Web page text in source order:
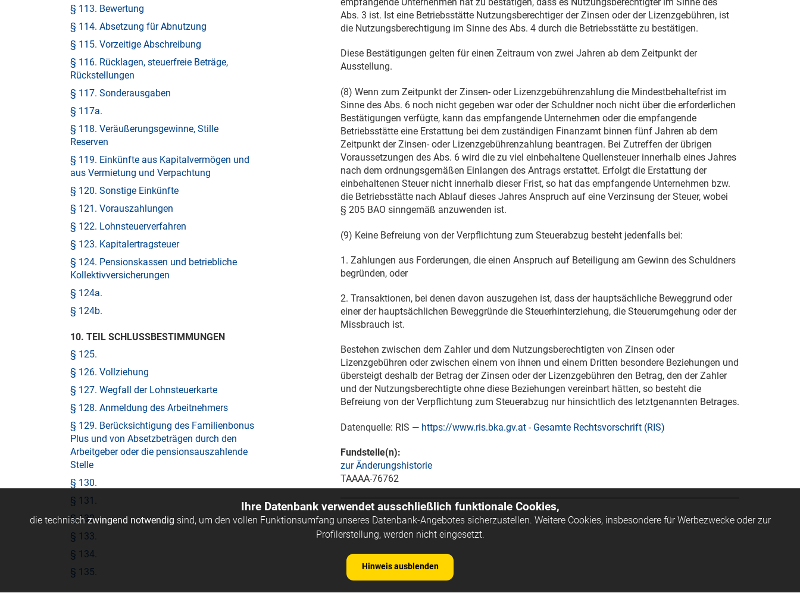
§ 113. Bewertung
§ 114. Absetzung für Abnutzung
§ 115. Vorzeitige Abschreibung
§ 116. Rücklagen, steuerfreie Beträge,
Rückstellungen
§ 117. Sonderausgaben
§ 117a.
§ 118. Veräußerungsgewinne, Stille
Reserven
§ 119. Einkünfte aus Kapitalvermögen und
aus Vermietung und Verpachtung
§ 120. Sonstige Einkünfte
§ 121. Vorauszahlungen
§ 122. Lohnsteuerverfahren
§ 123. Kapitalertragsteuer
§ 124. Pensionskassen und betriebliche
Kollektivversicherungen
§ 124a.
§ 124b.
10. TEIL SCHLUSSBESTIMMUNGEN
§ 125.
§ 126. Vollziehung
§ 127. Wegfall der Lohnsteuerkarte
§ 128. Anmeldung des Arbeitnehmers
§ 129. Berücksichtigung des Familienbonus
Plus und von Absetzbeträgen durch den
Arbeitgeber oder die pensionsauszahlende
Stelle
§ 130.
§ 131.
§ 132.
§ 133.
§ 134.
§ 135.
Abs. 3 ist. Ist eine Betriebsstätte Nutzungsberechtiger der Zinsen oder der Lizenzgebühren, ist
die Nutzungsberechtigung im Sinne des Abs. 4 durch die Betriebsstätte zu bestätigen.
Diese Bestätigungen gelten für einen Zeitraum von zwei Jahren ab dem Zeitpunkt der
Ausstellung.
(8) Wenn zum Zeitpunkt der Zinsen- oder Lizenzgebührenzahlung die Mindestbehaltefrist im
Sinne des Abs. 6 noch nicht gegeben war oder der Schuldner noch nicht über die erforderlichen
Bestätigungen verfügte, kann das empfangende Unternehmen oder die empfangende
Betriebsstätte eine Erstattung bei dem zuständigen Finanzamt binnen fünf Jahren ab dem
Zeitpunkt der Zinsen- oder Lizenzgebührenzahlung beantragen. Bei Zutreffen der übrigen
Voraussetzungen des Abs. 6 wird die zu viel einbehaltene Quellensteuer innerhalb eines Jahres
nach dem ordnungsgemäßen Einlangen des Antrags erstattet. Erfolgt die Erstattung der
einbehaltenen Steuer nicht innerhalb dieser Frist, so hat das empfangende Unternehmen bzw.
die Betriebsstätte nach Ablauf dieses Jahres Anspruch auf eine Verzinsung der Steuer, wobei
§ 205 BAO sinngemäß anzuwenden ist.
(9) Keine Befreiung von der Verpflichtung zum Steuerabzug besteht jedenfalls bei:
1. Zahlungen aus Forderungen, die einen Anspruch auf Beteiligung am Gewinn des Schuldners
begründen, oder
2. Transaktionen, bei denen davon auszugehen ist, dass der hauptsächliche Beweggrund oder
einer der hauptsächlichen Beweggründe die Steuerhinterziehung, die Steuerumgehung oder der
Missbrauch ist.
Bestehen zwischen dem Zahler und dem Nutzungsberechtigten von Zinsen oder
Lizenzgebühren oder zwischen einem von ihnen und einem Dritten besondere Beziehungen und
übersteigt deshalb der Betrag der Zinsen oder der Lizenzgebühren den Betrag, den der Zahler
und der Nutzungsberechtigte ohne diese Beziehungen vereinbart hätten, so besteht die
Befreiung von der Verpflichtung zum Steuerabzug nur hinsichtlich des letztgenannten Betrages.
Datenquelle: RIS — https://www.ris.bka.gv.at - Gesamte Rechtsvorschrift (RIS)
Fundstelle(n):
zur Änderungshistorie
TAAAA-76762
Ihre Datenbank verwendet ausschließlich funktionale Cookies,
die technischzwingend notwendig sind, um den vollen Funktionsumfang unseres Datenbank-Angebotes sicherzustellen. Weitere Cookies, insbesondere für Werbezwecke oder zur
Profilerstellung, werden nicht eingesetzt.
Hinweis ausblenden